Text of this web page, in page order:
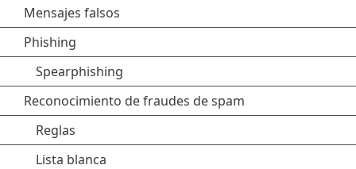
Mensajes falsos
Phishing
Spearphishing
Reconocimiento de fraudes de spam
Reglas
Lista blanca